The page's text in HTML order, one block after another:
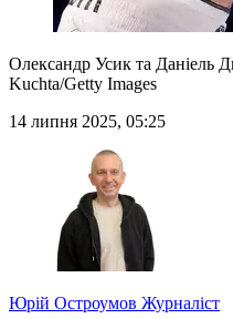
Олександр Усик та Даніель
Kuchta/Getty Images
14 липня 2025, 05:25
Юрій Остроумов Журналіст